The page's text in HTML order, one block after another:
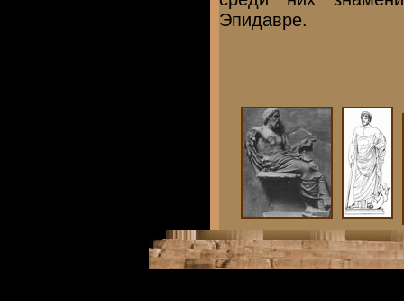
Эпидавре.